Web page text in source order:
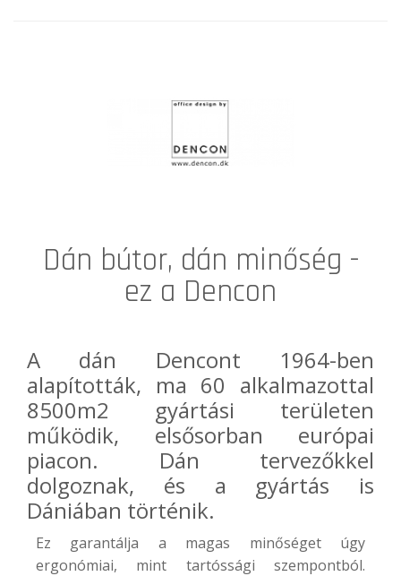
Dán bútor, dán minőség -
ez a Dencon
A dán Dencont 1964-ben
alapították, ma 60 alkalmazottal
8500m2 gyártási területen
működik, elsősorban európai
piacon. Dán tervezőkkel
dolgoznak, és a gyártás is
Dániában történik.
Ez garantálja a magas minőséget úgy
ergonómiai, mint tartóssági szempontból.